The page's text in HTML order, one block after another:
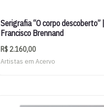
Serigrafia “O corpo descoberto” |
Francisco Brennand
R$ 2.160,00
Artistas em Acervo